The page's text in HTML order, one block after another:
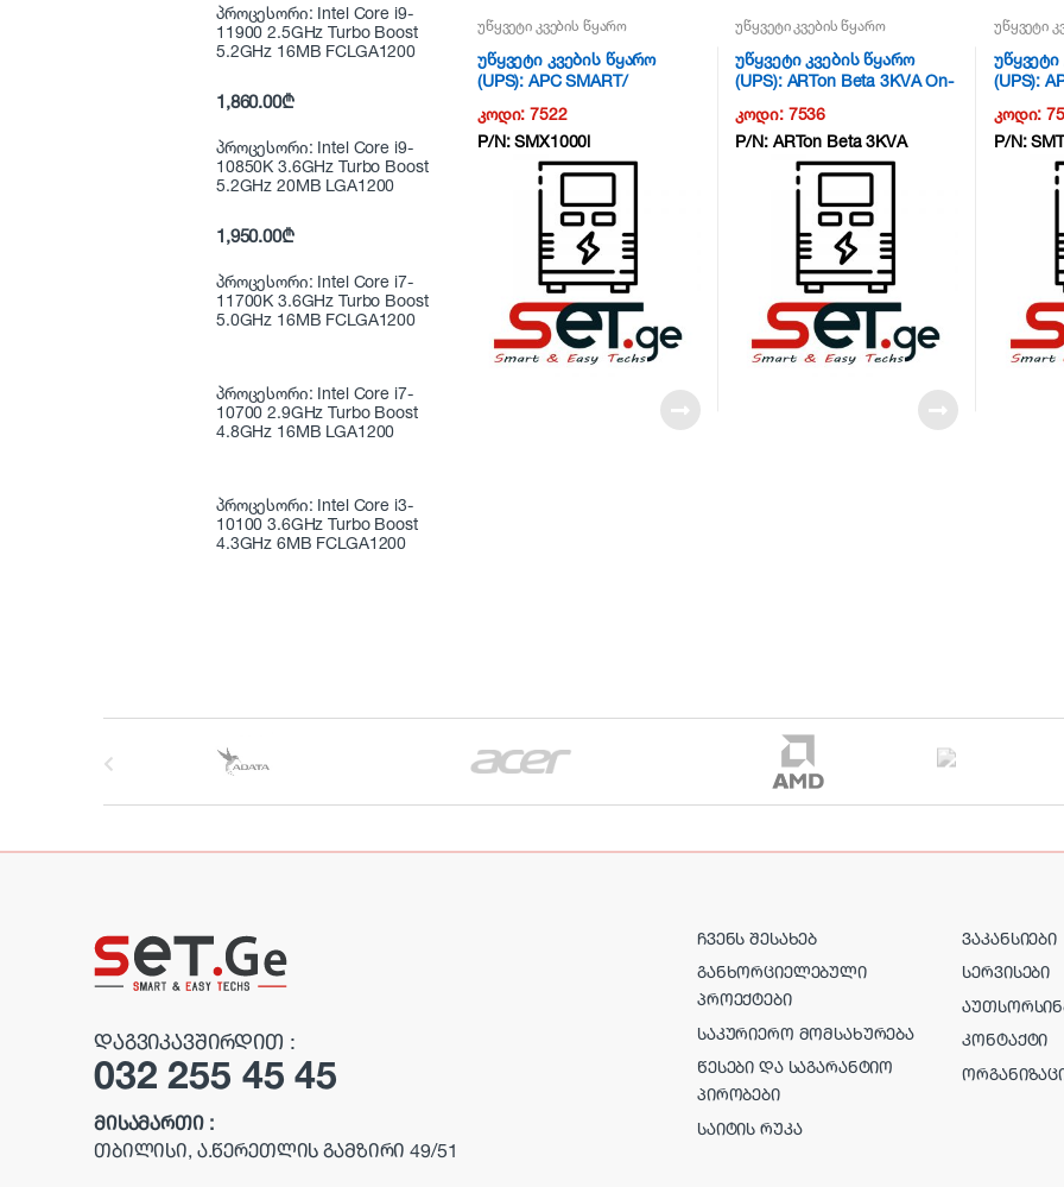
უწყვეტი კვების წყარო
უწყვეტი კვების წყარო
(UPS): APC SMART/
600Watts/ 230V, Rack/Tower
LCD NG2
კოდი:7522
P/N:SMX1000i
უწყვეტი კვების წყარო
უწყვეტი კვების წყარო
(UPS): ARTon Beta 3KVA On-
6x12v/9Ah batteries, 1y warr-
6month on batterys NG3
კოდი: 7536
P/N: ARTon Beta 3KVA
უწყვეტი
(UPS):
230V
კოდი:
P/N:
პროცესორი: Intel Core i9-
11900 2.5GHz Turbo Boost
5.2GHz 16MB FCLGA1200
1,860.00₾
პროცესორი: Intel Core i9-
10850K 3.6GHz Turbo Boost
5.2GHz 20MB LGA1200
1,950.00₾
პროცესორი: Intel Core i7-
11700K 3.6GHz Turbo Boost
5.0GHz 16MB FCLGA1200
პროცესორი: Intel Core i7-
10700 2.9GHz Turbo Boost
4.8GHz 16MB LGA1200
პროცესორი: Intel Core i3-
10100 3.6GHz Turbo Boost
4.3GHz 6MB FCLGA1200
ᲓᲐᲒᲕᲘᲙᲐᲕᲨᲘᲠᲓᲘᲗ :
032 255 45 45
ᲛᲘᲡᲐᲛᲐᲠᲗᲘ :
ᲗᲑᲘᲚᲘᲡᲘ, Ა.ᲬᲔᲠᲔᲗᲚᲘᲡ ᲒᲐᲛᲖᲘᲠᲘ 49/51
ᲩᲕᲔᲜᲡ ᲨᲔᲡᲐᲮᲔᲑ
ᲒᲐᲜᲮᲝᲠᲪᲘᲔᲚᲔᲑᲣᲚᲘ
ᲞᲠᲝᲔᲥᲢᲔᲑᲘ
ᲡᲐᲙᲣᲠᲘᲔᲠᲝ ᲛᲝᲛᲡᲐᲮᲣᲠᲔᲑᲐ
ᲬᲔᲡᲔᲑᲘ ᲓᲐ ᲡᲐᲒᲐᲠᲐᲜᲢᲘᲝ
ᲞᲘᲠᲝᲑᲔᲑᲘ
ᲡᲐᲘᲢᲘᲡ ᲠᲣᲙᲐ
ᲕᲐᲙᲐᲜᲡᲘᲔᲑᲘ
ᲡᲔᲠᲕᲘᲡᲔᲑᲘ
ᲙᲝᲜᲢᲐᲥᲢᲘ